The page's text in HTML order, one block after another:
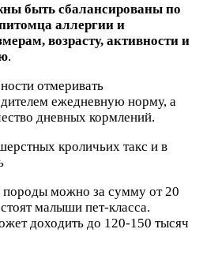
быть сбалансированы по
аллергии и
возрасту, активности и
.
отмеривать
ежедневную норму, а
дневных кормлений.
кроличьих такс и в
породы можно за сумму от 20
малыши пет-класса.
доходить до 120-150 тысяч